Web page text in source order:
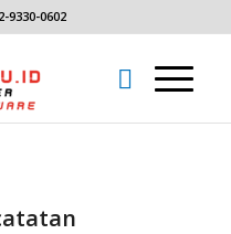
9330-0602